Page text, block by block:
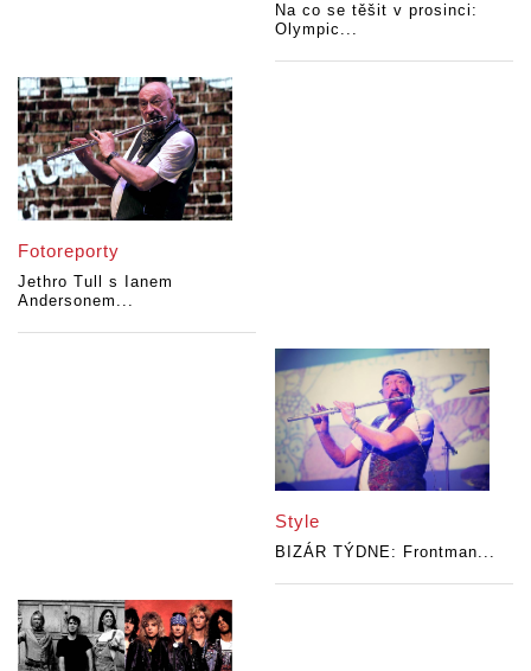
Na co se těšit v prosinci:
Olympic...
Fotoreporty
Jethro Tull s Ianem
Andersonem...
Style
BIZÁR TÝDNE: Frontman...